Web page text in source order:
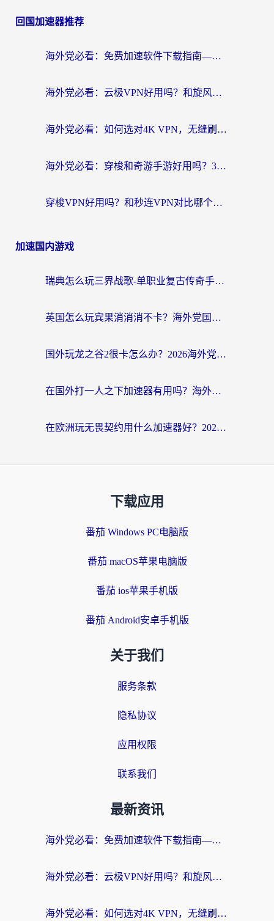
回国加速器推荐
海外党必看：免费加速软件下载指南——无缝访问国内资源的正确打开方式
海外党必看：云极VPN好用吗？和旋风VPN对比哪个回国效果更好？附真实体验+选择攻略
海外党必看：如何选对4K VPN，无缝刷国内剧听网易云？
海外党必看：穿梭和奇游手游好用吗？3步选对回国加速器，流畅看CCTV5海外直播
穿梭VPN好用吗？和秒连VPN对比哪个回国效果更好？海外党亲测实用指南
加速国内游戏
瑞典怎么玩三界战歌-单职业复古传奇手游？海外党国服游戏加速终极指南
英国怎么玩宾果消消消不卡？海外党国服游戏加速终极攻略（附守望第九大陆解决办法）
国外玩龙之谷2很卡怎么办？2026海外党必看的国服游戏加速全攻略
在国外打一人之下加速器有用吗？海外党国服游戏畅玩全攻略
在欧洲玩无畏契约用什么加速器好？2026海外党亲测有效指南
下载应用
番茄 Windows PC电脑版
番茄 macOS苹果电脑版
番茄 ios苹果手机版
番茄 Android安卓手机版
关于我们
服务条款
隐私协议
应用权限
联系我们
最新资讯
海外党必看：免费加速软件下载指南——无缝访问国内资源的正确打开方式
海外党必看：云极VPN好用吗？和旋风VPN对比哪个回国效果更好？附真实体验+选择攻略
海外党必看：如何选对4K VPN，无缝刷国内剧听网易云？